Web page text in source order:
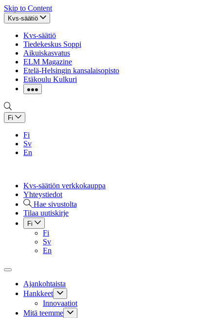
Skip to Content
Kvs-säätiö
Kvs-säätiö
Tiedekeskus Soppi
Aikuiskasvatus
ELM Magazine
Etelä-Helsingin kansalaisopisto
Etäkoulu Kulkuri
Fi
Fi
Sv
En
Kvs-säätiön verkkokauppa
Yhteystiedot
Hae sivustolta
Tilaa uutiskirje
Fi
Fi
Sv
En
Ajankohtaista
Hankkeet
Innovaatiot
Mitä teemme